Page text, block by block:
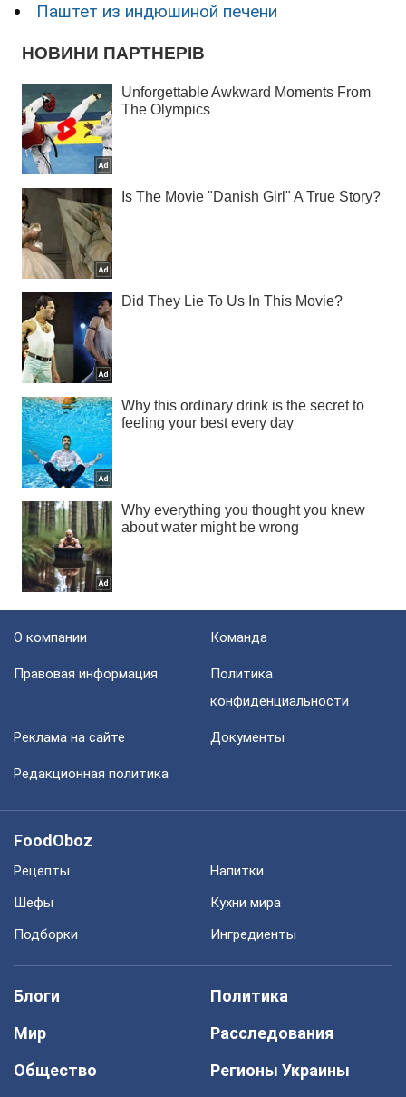
Паштет из индюшиной печени
О компании Команда
Правовая информация
Политика
конфиденциальности
Реклама на сайте Документы
Редакционная политика
FoodOboz
Рецепты
Напитки
Шефы
Кухни мира
Подборки
Ингредиенты
Блоги
Политика
Мир
Расследования
Общество
Регионы Украины